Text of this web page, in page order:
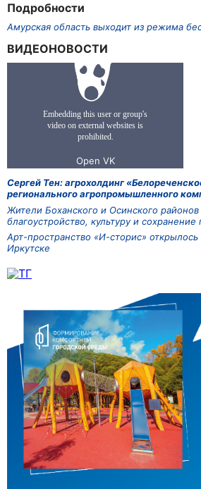
Подробности
Амурская область выходит из режима
ВИДЕОНОВОСТИ
Сергей Тен: агрохолдинг
регионального агропромышленного
Жители Боханского и Осинского
благоустройство, культуру и
Арт-пространство «И-сторис»
Иркутске